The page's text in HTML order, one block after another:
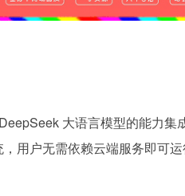
大语言模型的能力集
用户无需依赖云端服务即可